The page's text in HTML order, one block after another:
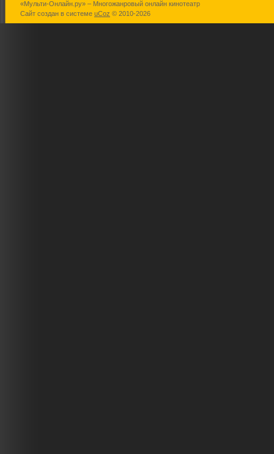
Годзилла
«Мульти-Онлайн.ру» – Многожанровый онлайн кинотеатр
Сайт создан в системе uCoz © 2010-2026